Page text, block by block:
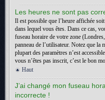
Les heures ne sont pas
Il est possible que l’heure affichée
dans lequel vous êtes. Dans ce cas,
fuseau horaire de votre zone
panneau de l’utilisateur. Notez que
plupart des paramètres n’est
vous n’êtes pas inscrit, c’est le bon
Haut
J’ai changé mon fuseau
incorrecte !